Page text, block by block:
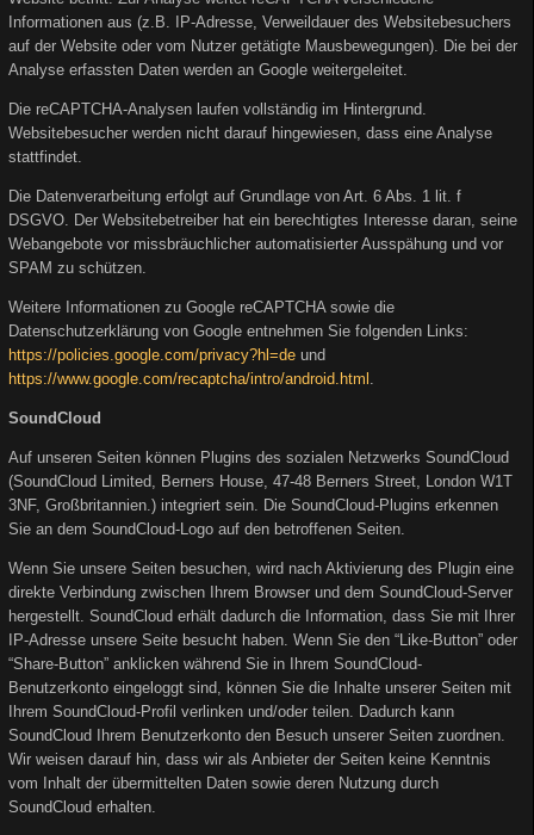
Informationen aus (z.B. IP-Adresse, Verweildauer des Websitebesuchers
auf der Website oder vom Nutzer getätigte Mausbewegungen). Die bei der
Analyse erfassten Daten werden an Google weitergeleitet.
Die reCAPTCHA-Analysen laufen vollständig im Hintergrund.
Websitebesucher werden nicht darauf hingewiesen, dass eine Analyse
stattfindet.
Die Datenverarbeitung erfolgt auf Grundlage von Art. 6 Abs. 1 lit. f
DSGVO. Der Websitebetreiber hat ein berechtigtes Interesse daran, seine
Webangebote vor missbräuchlicher automatisierter Ausspähung und vor
SPAM zu schützen.
Weitere Informationen zu Google reCAPTCHA sowie die
Datenschutzerklärung von Google entnehmen Sie folgenden Links:
https://policies.google.com/privacy?hl=de und
https://www.google.com/recaptcha/intro/android.html
SoundCloud
Auf unseren Seiten können Plugins des sozialen Netzwerks SoundCloud
(SoundCloud Limited, Berners House, 47-48 Berners Street, London W1T
3NF, Großbritannien.) integriert sein. Die SoundCloud-Plugins erkennen
Sie an dem SoundCloud-Logo auf den betroffenen Seiten.
Wenn Sie unsere Seiten besuchen, wird nach Aktivierung des Plugin eine
direkte Verbindung zwischen Ihrem Browser und dem SoundCloud-Server
hergestellt. SoundCloud erhält dadurch die Information, dass Sie mit Ihrer
IP-Adresse unsere Seite besucht haben. Wenn Sie den “Like-Button” oder
“Share-Button” anklicken während Sie in Ihrem SoundCloud-
Benutzerkonto eingeloggt sind, können Sie die Inhalte unserer Seiten mit
Ihrem SoundCloud-Profil verlinken und/oder teilen. Dadurch kann
SoundCloud Ihrem Benutzerkonto den Besuch unserer Seiten zuordnen.
Wir weisen darauf hin, dass wir als Anbieter der Seiten keine Kenntnis
vom Inhalt der übermittelten Daten sowie deren Nutzung durch
SoundCloud erhalten.